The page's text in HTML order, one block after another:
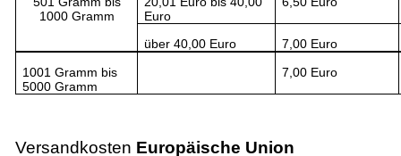
1000 Gramm
Euro
über 40,00 Euro
7,00 Euro
1001 Gramm bis
5000 Gramm
7,00 Euro
Versandkosten Europäische Union